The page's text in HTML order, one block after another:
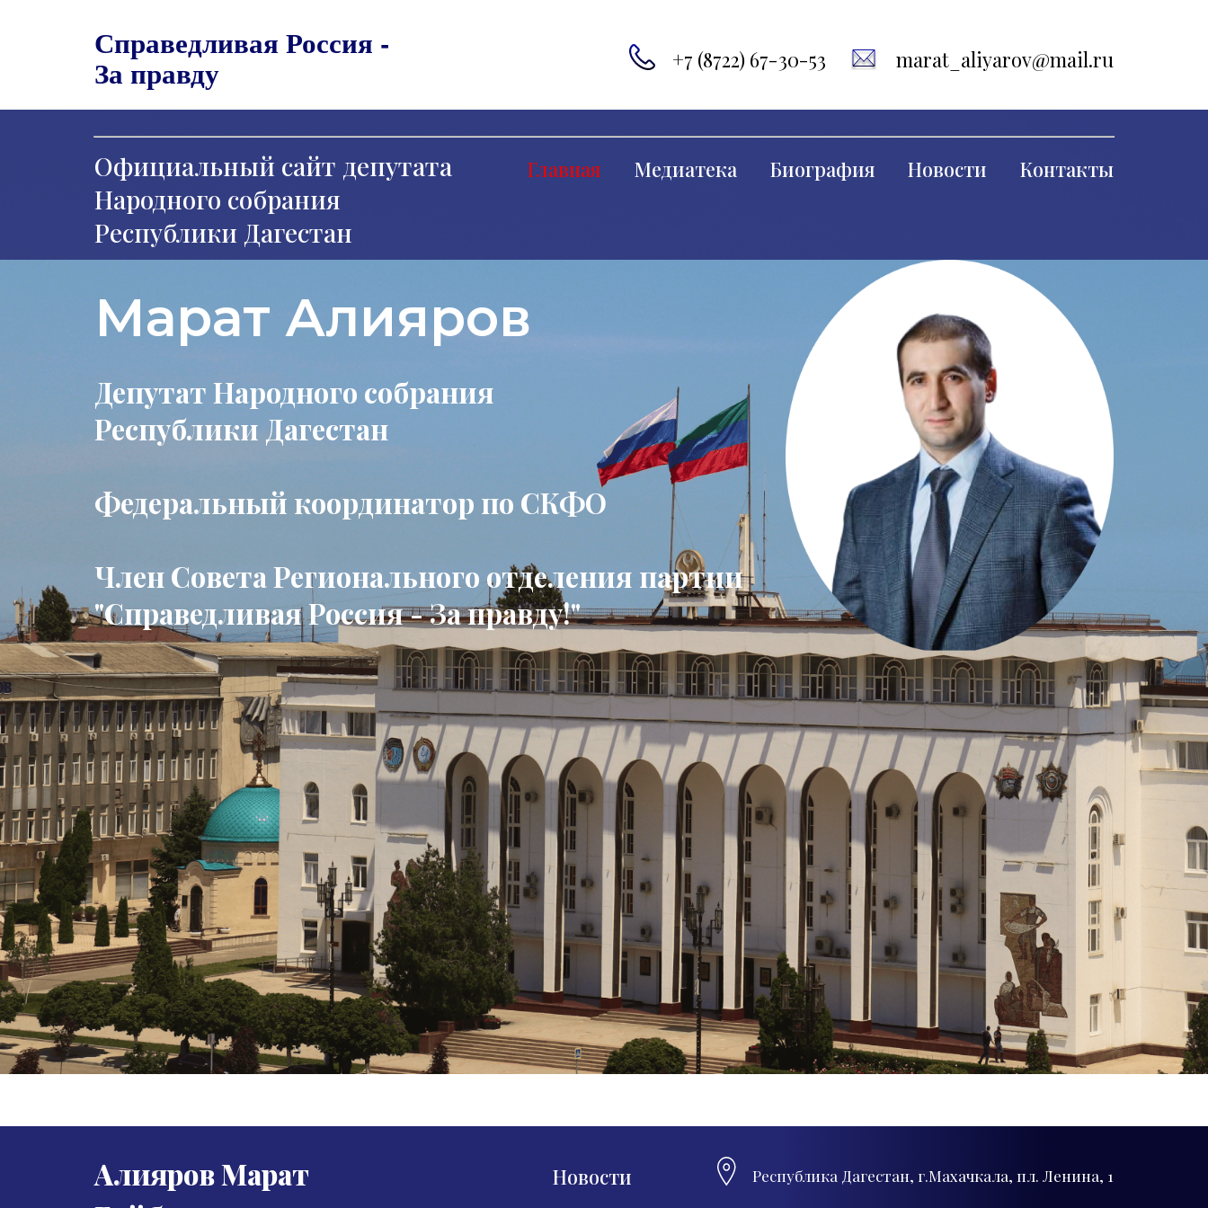
Справедливая Россия -
За правду +7 (8722) 67-30-53 marat_aliyarov@mail.ru
Официальный сайт депутата
Народного собрания
Республики Дагестан
Главная Медиатека Биография Новости Контакты
Марат Алияров
Депутат Народного собрания
Республики Дагестан
Федеральный координатор по СКФО
Член Совета Регионального отделения партии
"Справедливая Россия - За правду!"
Алияров Марат
Новости Республика Дагестан, г.Махачкала, пл. Ленина, 1